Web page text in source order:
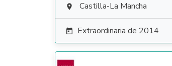
 Castilla-La Mancha
 Extraordinaria de 2014